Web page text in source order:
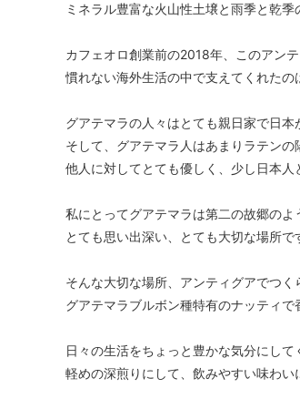
ミネラル豊富な火山性土壌と雨季と乾
カフェオロ創業前の2018年、このアン
慣れない海外生活の中で支えてくれたの
グアテマラの人々はとても親日家で日本
そして、グアテマラ人はあまりラテン
他人に対してとても優しく、少し日本
私にとってグアテマラは第二の故郷の
とても思い出深い、とても大切な場所で
そんな大切な場所、アンティグアでつく
グアテマラブルボン種特有のナッティ
日々の生活をちょっと豊かな気分にし
軽めの深煎りにして、飲みやすい味わい